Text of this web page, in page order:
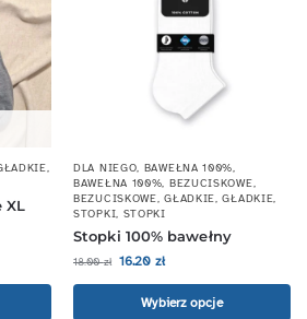
,
XL
DLA NIEGO, BAWEŁNA 100%,
BAWEŁNA 100%, BEZUCISKOWE,
BEZUCISKOWE,GŁADKIE,GŁADKIE,
STOPKI, STOPKI
Stopki 100% bawełny
18.00zł 16.20 zł
Wybierz opcje